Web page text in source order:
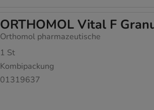
ORTHOMOL Vital F
Orthomol pharmazeutische
1 St
Kombipackung
01319637